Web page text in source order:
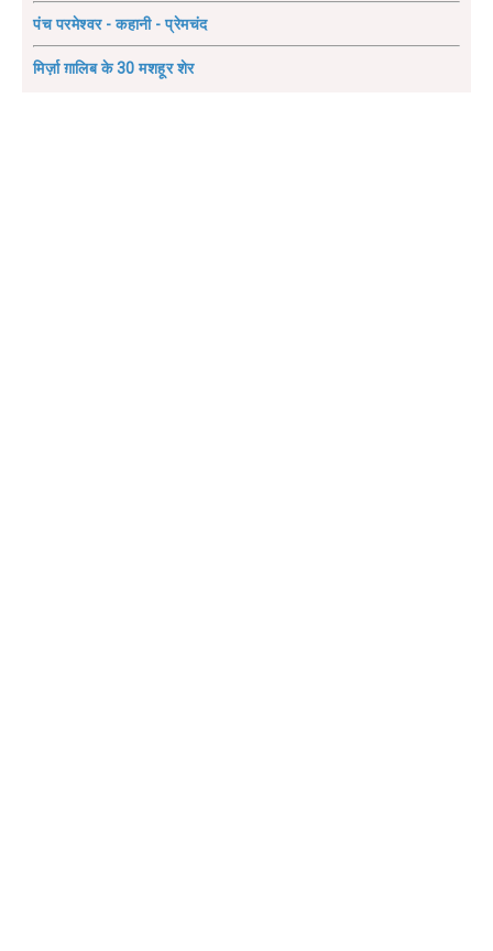
पंच परमेश्वर - कहानी - प्रेमचंद
मिर्ज़ा ग़ालिब के 30 मशहूर शेर